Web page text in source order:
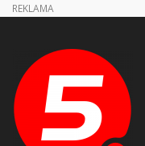
REKLAMA